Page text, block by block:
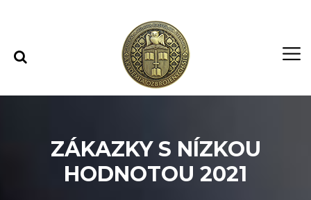
ZÁKAZKY S NÍZKOU
HODNOTOU 2021